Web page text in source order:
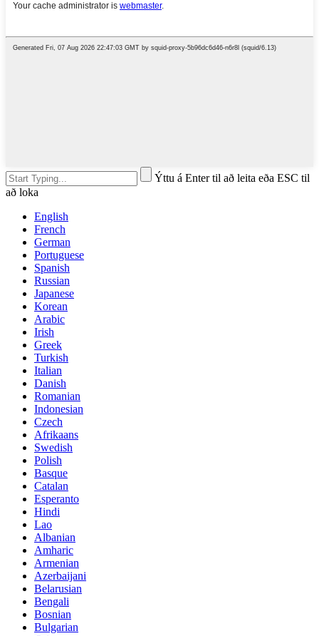
Ýttu á Enter til að leita eða ESC til
að loka
English
French
German
Portuguese
Spanish
Russian
Japanese
Korean
Arabic
Irish
Greek
Turkish
Italian
Danish
Romanian
Indonesian
Czech
Afrikaans
Swedish
Polish
Basque
Catalan
Esperanto
Hindi
Lao
Albanian
Amharic
Armenian
Azerbaijani
Belarusian
Bengali
Bosnian
Bulgarian